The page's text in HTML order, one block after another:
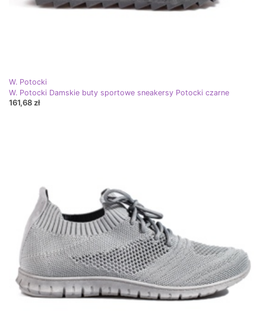
W. Potocki
W. Potocki Damskie buty sportowe sneakersy Potocki czarne
161,68 zł